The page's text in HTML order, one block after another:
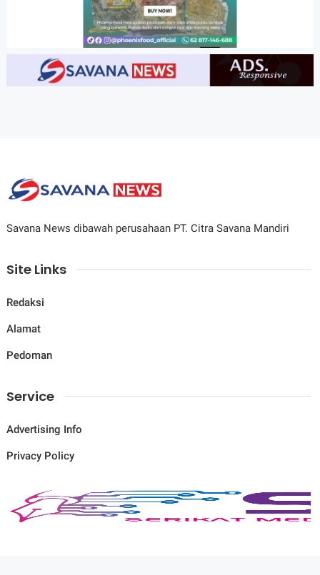
Savana News dibawah perusahaan PT. Citra Savana Mandiri
Site Links
Redaksi
Alamat
Pedoman
Service
Advertising Info
Privacy Policy